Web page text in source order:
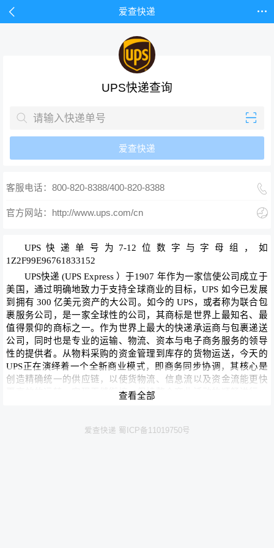
 爱查快递 
UPS快递查询
 
爱查快递
客服电话：800-820-8388/400-820-8388 
官方网站：http://www.ups.com/cn 
UPS快递单号为7-12位数字与字母组，如
1Z2F99E96761833152
UPS快递 (UPS Express ）于1907 年作为一家信使公司成立于
美国，通过明确地致力于支持全球商业的目标，UPS 如今已发展
到拥有 300 亿美元资产的大公司。如今的 UPS，或者称为联合包
裹服务公司，是一家全球性的公司，其商标是世界上最知名、最
值得景仰的商标之一。作为世界上最大的快递承运商与包裹递送
公司，同时也是专业的运输、物流、资本与电子商务服务的领导
性的提供者。从物料采购的资金管理到库存的货物运送，今天的
UPS正在演绎着一个全新商业模式，即商务同步协调，其核心是
创造精确统一的供应链，以使货物流、信息流以及资金流能更快
更高效的运转，实现无缝衔接，保持整个商业活动的顺畅进行，
查看全部
爱查快递 蜀ICP备11019750号